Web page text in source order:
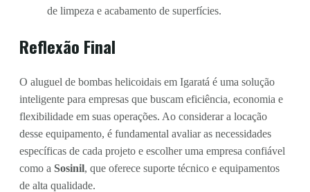
de limpeza e acabamento de superfícies.
Reflexão Final
O aluguel de bombas helicoidais em Igaratá é uma solução
inteligente para empresas que buscam eficiência, economia e
flexibilidade em suas operações. Ao considerar a locação
desse equipamento, é fundamental avaliar as necessidades
específicas de cada projeto e escolher uma empresa confiável
como a Sosinil, que oferece suporte técnico e equipamentos
de alta qualidade.